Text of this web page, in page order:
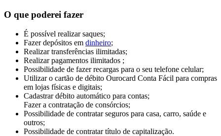
O que poderei fazer
É possível realizar saques;
Fazer depósitos em dinheiro;
Realizar transferências ilimitadas;
Realizar pagamentos ilimitados ;
Possibilidade de fazer recargas para o seu telefone celular;
Utilizar o cartão de débito Ourocard Conta Fácil para compras
em lojas físicas e digitais;
Cadastrar débito automático para contas;
Fazer a contratação de consórcios;
Possibilidade de contratar seguros para casa, carro, saúde e
outros;
Possibilidade de contratar título de capitalização.